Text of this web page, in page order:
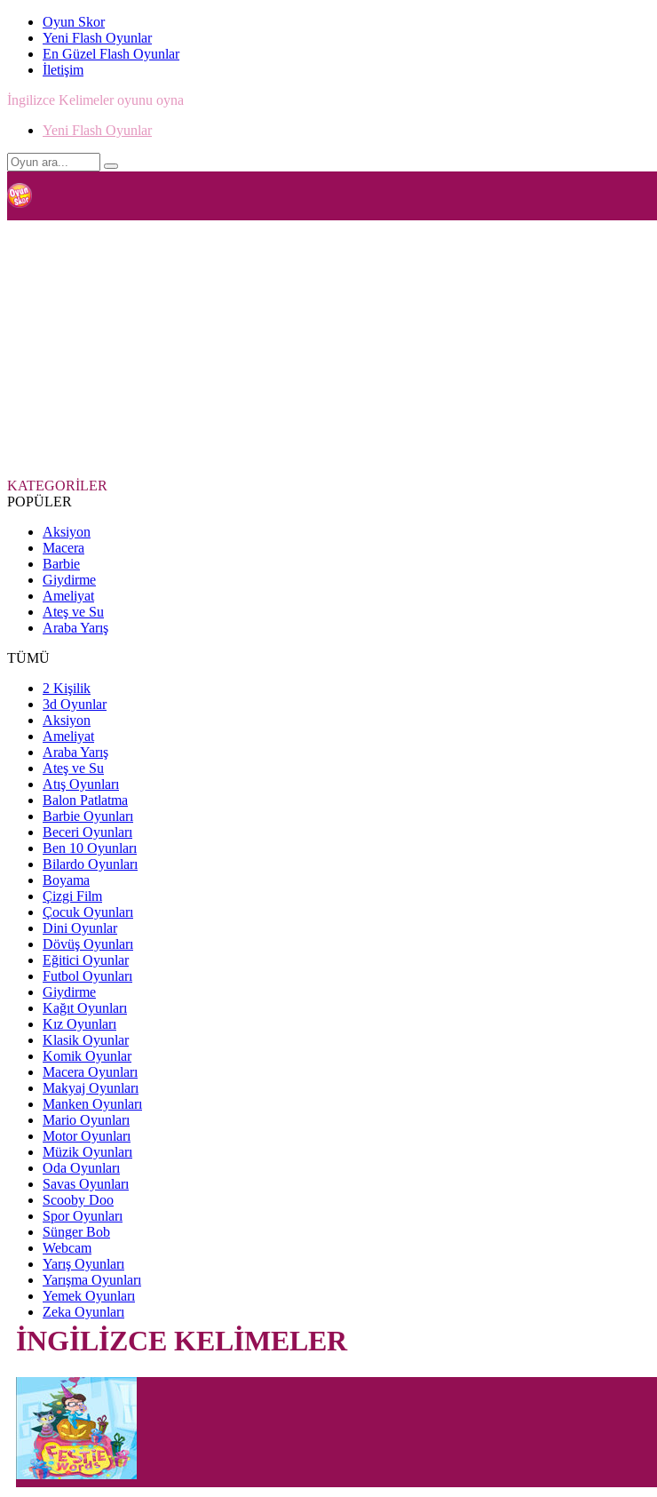
Oyun Skor
Yeni Flash Oyunlar
En Güzel Flash Oyunlar
İletişim
İngilizce Kelimeler oyunu oyna
Yeni Flash Oyunlar
KATEGORİLER
POPÜLER
Aksiyon
Macera
Barbie
Giydirme
Ameliyat
Ateş ve Su
Araba Yarış
TÜMÜ
2 Kişilik
3d Oyunlar
Aksiyon
Ameliyat
Araba Yarış
Ateş ve Su
Atış Oyunları
Balon Patlatma
Barbie Oyunları
Beceri Oyunları
Ben 10 Oyunları
Bilardo Oyunları
Boyama
Çizgi Film
Çocuk Oyunları
Dini Oyunlar
Dövüş Oyunları
Eğitici Oyunlar
Futbol Oyunları
Giydirme
Kağıt Oyunları
Kız Oyunları
Klasik Oyunlar
Komik Oyunlar
Macera Oyunları
Makyaj Oyunları
Manken Oyunları
Mario Oyunları
Motor Oyunları
Müzik Oyunları
Oda Oyunları
Savas Oyunları
Scooby Doo
Spor Oyunları
Sünger Bob
Webcam
Yarış Oyunları
Yarışma Oyunları
Yemek Oyunları
Zeka Oyunları
İNGİLİZCE KELİMELER